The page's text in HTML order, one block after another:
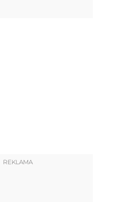
REKLAMA